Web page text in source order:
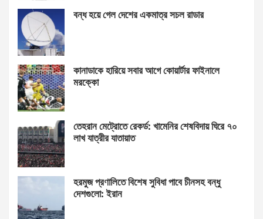
বন্ধ হয়ে গেল দেশের একমাত্র সচল রাডার
কানাডাকে হারিয়ে সবার আগে কোয়ার্টার ফাইনালে
মরক্কো
তেহরান মেট্রোতে রেকর্ড: খামেনির শেষবিদায় ঘিরে ৭০
লাখ যাত্রীর যাতায়াত
হরমুজ প্রণালিতে বিশেষ সুবিধা পাবে চীনসহ বন্ধু
দেশগুলো: ইরান